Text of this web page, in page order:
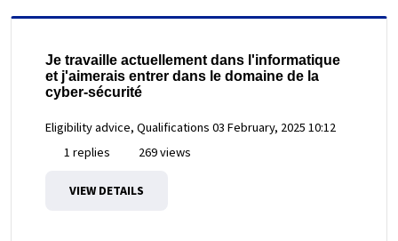
Je travaille actuellement dans l'informatique
et j'aimerais entrer dans le domaine de la
cyber-sécurité
Eligibility advice, Qualifications 03 February, 2025 10:12
1 replies
269 views
VIEW DETAILS